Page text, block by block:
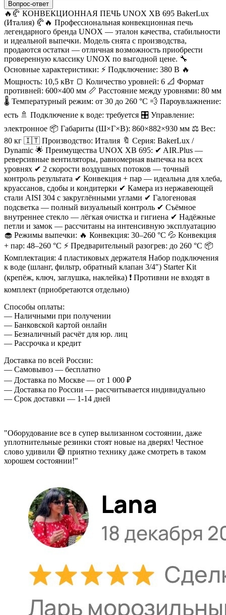
Вопрос-ответ
🔥🥐 КОНВЕКЦИОННАЯ ПЕЧЬ UNOX XB 695 BakerLux
(Италия) 🥐🔥 Профессиональная конвекционная печь
легендарного бренда UNOX — эталон качества, стабильности
и идеальной выпечки. Модель снята с производства,
продаются остатки — отличная возможность приобрести
проверенную классику UNOX по выгодной цене. 🔧
Основные характеристики: ⚡ Подключение: 380 В 🔥
Мощность: 10,5 кВт 🍞 Количество уровней: 6 📐 Формат
противней: 600×400 мм 📏 Расстояние между уровнями: 80 мм
🌡 Температурный режим: от 30 до 260 °C 💨 Пароувлажнение:
есть 🚿 Подключение к воде: требуется 🎛 Управление:
электронное 📦 Габариты (Ш×Г×В): 860×882×930 мм ⚖️ Вес:
80 кг 🇮🇹 Производство: Италия 🔖 Серия: BakerLux /
Dynamic 🌟 Преимущества UNOX XB 695: ✔ AIR.Plus —
реверсивные вентиляторы, равномерная выпечка на всех
уровнях ✔ 2 скорости воздушных потоков — точный
контроль результата ✔ Конвекция + пар — идеальна для хлеба,
круассанов, сдобы и кондитерки ✔ Камера из нержавеющей
стали AISI 304 с закруглёнными углами ✔ Галогеновая
подсветка — полный визуальный контроль ✔ Съёмное
внутреннее стекло — лёгкая очистка и гигиена ✔ Надёжные
петли и замок — рассчитаны на интенсивную эксплуатацию
🧁 Режимы выпечки: 🔥 Конвекция: 30–260 °C 💦 Конвекция
+ пар: 48–260 °C ⚡ Предварительный разогрев: до 260 °C 📦
Комплектация: 4 пластиковых держателя Набор подключения
к воде (шланг, фильтр, обратный клапан 3/4″) Starter Kit
(крепёж, ключ, заглушка, наклейка) ❗ Противни не входят в
комплект (приобретаются отдельно)
Способы оплаты:
— Наличными при получении
— Банковской картой онлайн
— Безналичный расчёт для юр. лиц
— Рассрочка и кредит
Доставка по всей России:
— Самовывоз — бесплатно
— Доставка по Москве — от 1 000 ₽
— Доставка по России — рассчитывается индивидуально
— Срок доставки — 1-14 дней
"Оборудование все в супер вылизанном состоянии, даже
уплотнительные резинки стоят новые на дверях! Честное
слово удивили 😅 приятно технику даже смотреть в таком
хорошем состоянии!"